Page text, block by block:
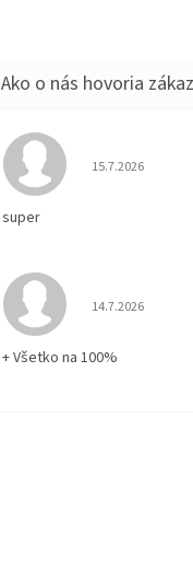
Hodnotenie
15.7.2026
super
Hodnotenie
14.7.2026
+ Všetko na 100%